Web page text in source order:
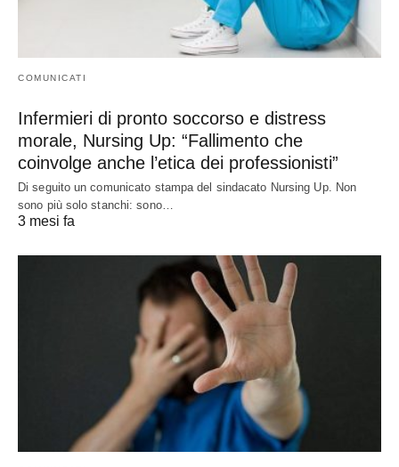
COMUNICATI
Infermieri di pronto soccorso e distress
morale, Nursing Up: “Fallimento che
coinvolge anche l’etica dei professionisti”
Di seguito un comunicato stampa del sindacato Nursing Up. Non
sono più solo stanchi: sono…
3 mesi fa